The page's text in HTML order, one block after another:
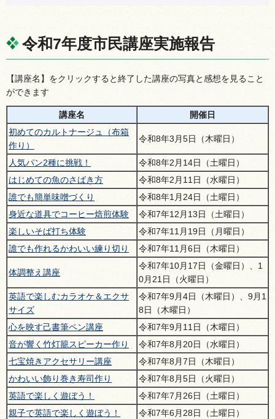
令和7年度市民講座実施報告
【講座名】をクリックすると終了した講座の写真と感想を見ること
ができます
講座名
開催日
初めてのカルトナージュ（布箱
作り）
令和8年3月5日（木曜日）
人気パン2種に挑戦！
令和8年2月14日（土曜日）
はじめての魚のさばき方
令和8年2月11日（水曜日）
誰でも簡単味噌づくり
令和8年1月24日（土曜日）
身近な道具でコーヒー焙煎体験
令和7年12月13日（土曜日）
楽しいそば打ち体験
令和7年11月19日（月曜日）
誰でも作れるかわいい練り切り
令和7年11月6日（木曜日）
体調整え講座
令和7年10月17日（金曜日）、1
0月21日（火曜日）
英語で楽しむカラオケ＆エクサ
サイズ
令和7年9月4日（木曜日）、9月1
8日（木曜日）
心を映す己書筆ペン講座
令和7年9月11日（木曜日）
音が響く竹灯籠スピーカー作り
令和7年8月20日（水曜日）
七宝焼きアクセサリー講座
令和7年8月7日（木曜日）
かわいい飾り巻き寿司作り
令和7年8月5日（火曜日）
英語で楽しく遊ぼう！
令和7年7月26日（土曜日）
親子で英語で楽しく遊ぼう！
令和7年6月28日（土曜日）